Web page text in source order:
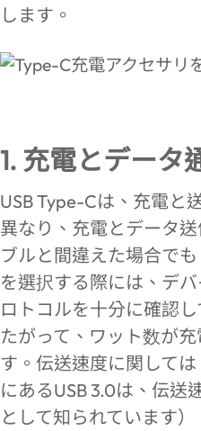
します。
1. 充電とデータ
USB Type-Cは、充電と
異なり、充電とデータ
ブルと間違えた場合で
を選択する際には、デ
ロトコルを十分に確認
たがって、ワット数が
す。伝送速度に関して
にあるUSB 3.0は、伝送
として知られています